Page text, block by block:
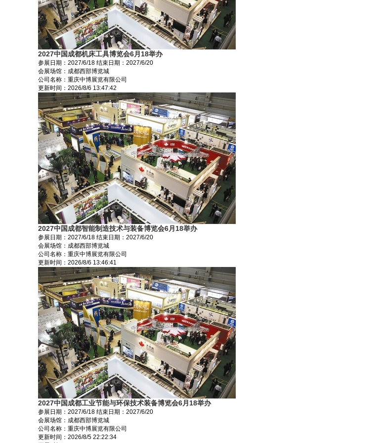
2027中国成都机床工具博览会6月18举办
参展日期： 2027/6/18 结束日期： 2027/6/20
会展场馆： 成都西部博览城
公司名称：重庆中博展览有限公司
更新时间： 2026/8/6 13:47:42
2027中国成都智能制造技术与装备博览会6月18举办
参展日期： 2027/6/18 结束日期： 2027/6/20
会展场馆： 成都西部博览城
公司名称：重庆中博展览有限公司
更新时间： 2026/8/6 13:46:41
2027中国成都工业节能与环保技术装备博览会6月18举办
参展日期： 2027/6/18 结束日期： 2027/6/20
会展场馆： 成都西部博览城
公司名称：重庆中博展览有限公司
更新时间： 2026/8/5 22:22:34